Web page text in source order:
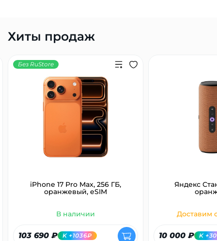
Хиты продаж
Без RuStore
iPhone 17 Pro Max, 256 ГБ,
оранжевый, eSIM
В наличии
103 690 ₽ K +1036₽
Яндекс
Доставим
10 000 ₽ K